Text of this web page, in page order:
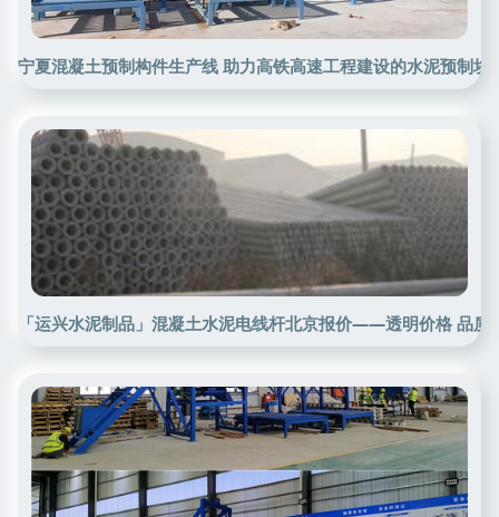
宁夏混凝土预制构件生产线 助力高铁高速工程建设的水泥预制块
「运兴水泥制品」混凝土水泥电线杆北京报价——透明价格 品质